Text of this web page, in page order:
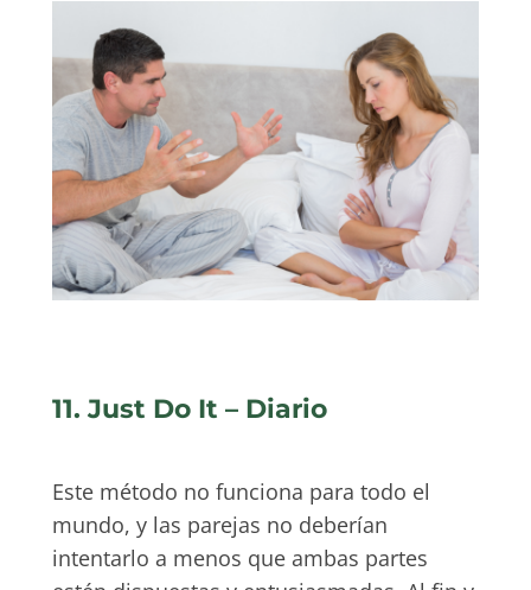
11. Just Do It – Diario
Este método no funciona para todo el
mundo, y las parejas no deberían
intentarlo a menos que ambas partes